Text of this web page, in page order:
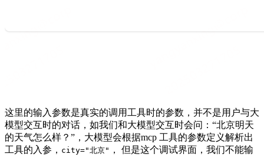
这里的输入参数是真实的调用工具时的参数，并不是用户与大
模型交互时的对话，如我们和大模型交互时会问：“北京明天
的天气怎么样？”，大模型会根据mcp 工具的参数定义解析出
工具的入参， city="北京" ， 但是这个调试界面，我们不能输